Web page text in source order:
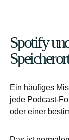
Spotify
Ein häufiges
jede Podcast-
oder einer